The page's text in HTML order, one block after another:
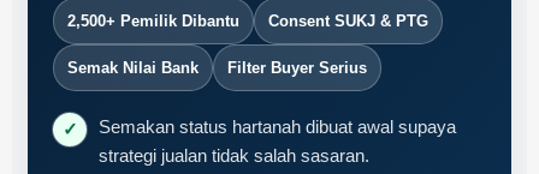
semata-mata.
REN27528 17+ Tahun Industri
2,500+ Pemilik Dibantu Consent SUKJ & PTG
Semak Nilai Bank Filter Buyer Serius